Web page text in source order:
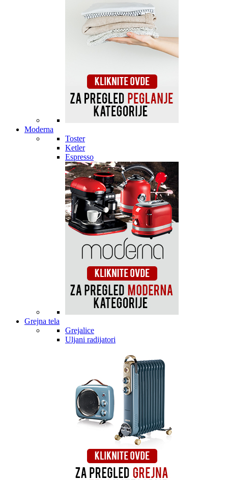
Moderna
Toster
Ketler
Espresso
Grejna tela
Grejalice
Uljani radijatori